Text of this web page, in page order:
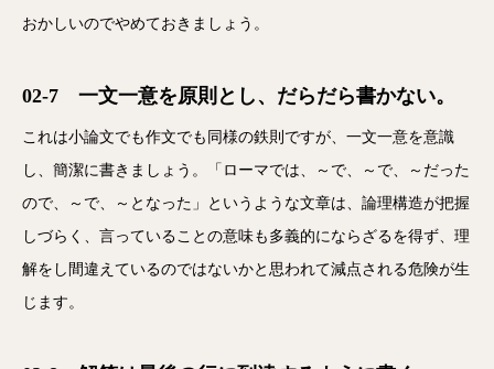
おかしいのでやめておきましょう。
02-7 一文一意を原則とし、だらだら書かない。
これは小論文でも作文でも同様の鉄則ですが、一文一意を意識
し、簡潔に書きましょう。「ローマでは、～で、～で、～だった
ので、～で、～となった」というような文章は、論理構造が把握
しづらく、言っていることの意味も多義的にならざるを得ず、理
解をし間違えているのではないかと思われて減点される危険が生
じます。